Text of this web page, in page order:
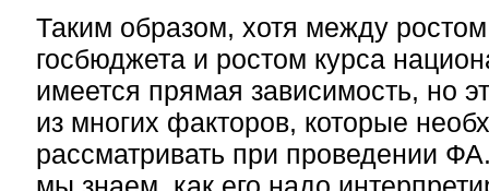
Таким образом, хотя между
госбюджета и ростом курса
имеется прямая зависимость, но
из многих факторов, которые
рассматривать при проведении